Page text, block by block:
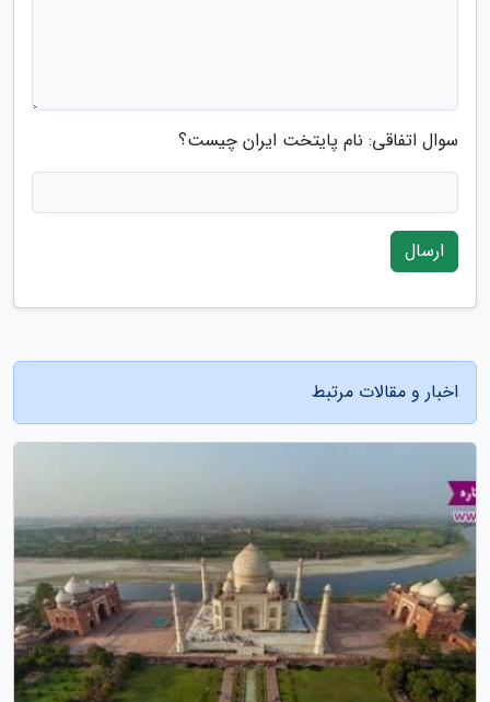
سوال اتفاقی: نام پایتخت ایران چیست؟
ارسال
اخبار و مقالات مرتبط